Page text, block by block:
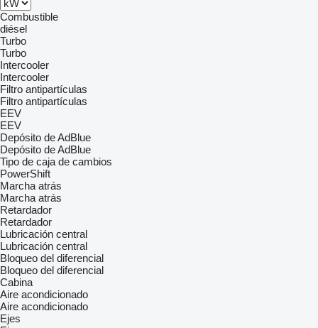
Combustible
diésel
Turbo
Turbo
Intercooler
Intercooler
Filtro antipartículas
Filtro antipartículas
EEV
EEV
Depósito de AdBlue
Depósito de AdBlue
Tipo de caja de cambios
PowerShift
Marcha atrás
Marcha atrás
Retardador
Retardador
Lubricación central
Lubricación central
Bloqueo del diferencial
Bloqueo del diferencial
Cabina
Aire acondicionado
Aire acondicionado
Ejes